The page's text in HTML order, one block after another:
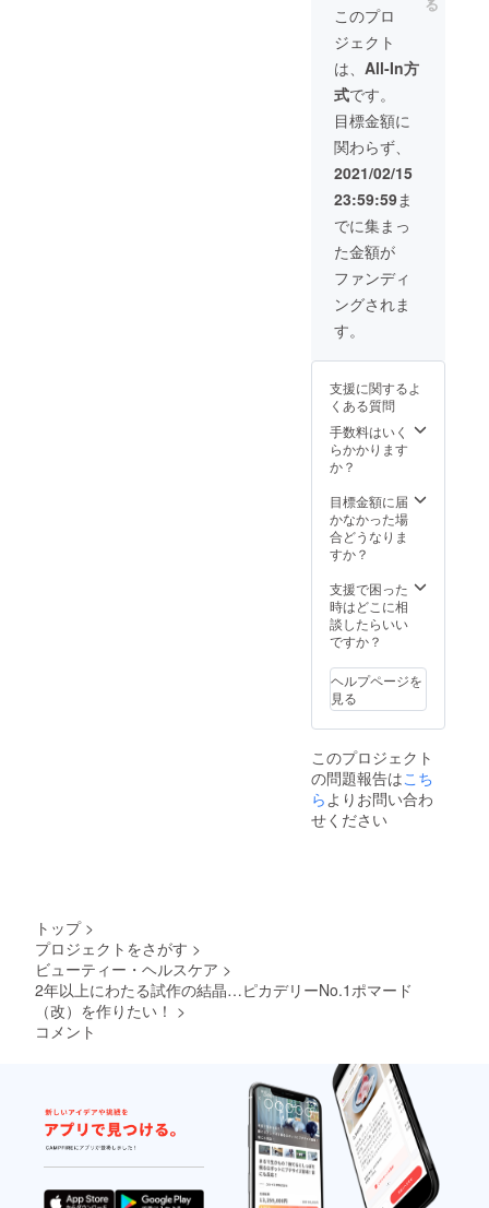
ます。
工場の
混雑状
況に
よって
はお届
け日程
が多少
前後す
る可能
性があ
ります
ので、
あらか
じめご
了承く
ださ
い。
る可能
性があ
ります
ので、
あらか
じめご
了承く
ださ
い。
(改)を
100個お
届けし
ます。
※こちら
は理美
容サロ
ン、小
売店様
向け
OEMプ
ランで
す。お
申し込
みの折
には貴
店のお
名前を
入くだ
折り返
しオリ
ジナル
ラベル
作成に
連絡申
し上げ
ます。
また領
希望の
方は、
お申し
付けい
れば
PDF
ファイ
ルにて
致しま
す。 ※
生産数
調整の
都合で
混雑状
況に
が多少
前後す
る可能
性があ
ります
ので、
あらか
じめご
このプロ
ジェクト
は、 All-In方
式です。
目標金額に
関わらず、
2021/02/15
23:59:59ま
でに集まっ
た金額が
ファンディ
ングされま
す。
支援に関するよ
くある質問
手数料はいく
らかかります
か？
目標金額に届
かなかった場
合どうなりま
すか？
支援で困った
時はどこに相
談したらいい
ですか？
ヘルプページを
見る
このプロジェクト
の問題報告はこち
らよりお問い合わ
せください
トップ >
プロジェクトをさがす >
ビューティー・ヘルスケア >
2年以上にわたる試作の結晶…ピカデリーNo.1ポマード
（改）を作りたい！ >
コメント